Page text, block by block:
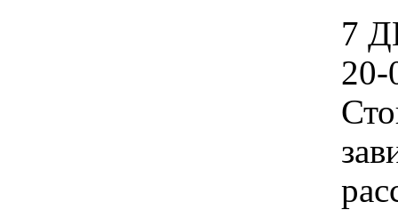
7
20-